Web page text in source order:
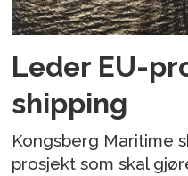
Leder EU-
shipping
Kongsberg Maritime
prosjekt som skal